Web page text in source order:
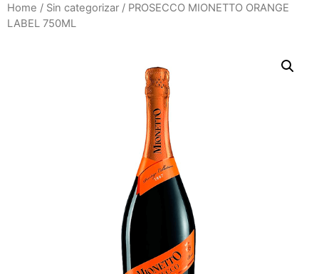
Home / Sin categorizar / PROSECCO MIONETTO ORANGE
LABEL 750ML